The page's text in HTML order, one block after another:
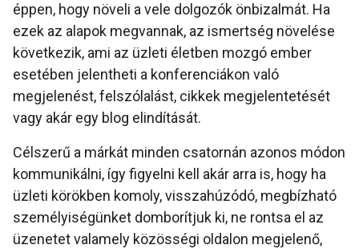
éppen, hogy növeli a vele dolgozók önbizalmát. Ha
ezek az alapok megvannak, az ismertség növelése
következik, ami az üzleti életben mozgó ember
esetében jelentheti a konferenciákon való
megjelenést, felszólalást, cikkek megjelentetését
vagy akár egy blog elindítását.
Célszerű a márkát minden csatornán azonos módon
kommunikálni, így figyelni kell akár arra is, hogy ha
üzleti körökben komoly, visszahúzódó, megbízható
személyiségünket domborítjuk ki, ne rontsa el az
üzenetet valamely közösségi oldalon megjelenő,